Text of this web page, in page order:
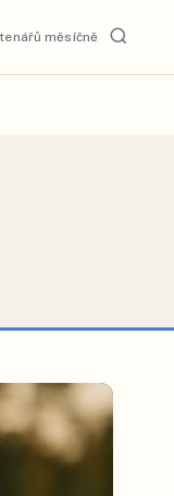
měsíčně